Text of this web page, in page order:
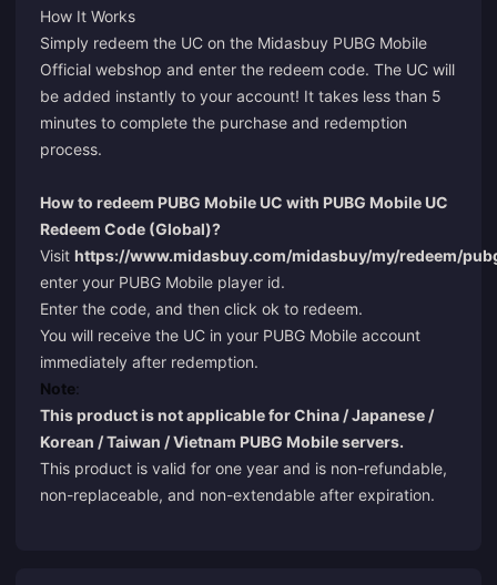
How It Works
Simply redeem the UC on the Midasbuy PUBG Mobile
Official webshop and enter the redeem code. The UC will
be added instantly to your account! It takes less than 5
minutes to complete the purchase and redemption
process.
How to redeem PUBG Mobile UC with PUBG Mobile UC
Redeem Code (Global)?
Visit https://www.midasbuy.com/midasbuy/my/redeem/
enter your PUBG Mobile player id.
Enter the code, and then click ok to redeem.
You will receive the UC in your PUBG Mobile account
immediately after redemption.
Note:
This product is not applicable for China / Japanese /
Korean / Taiwan / Vietnam PUBG Mobile servers.
This product is valid for one year and is non-refundable,
non-replaceable, and non-extendable after expiration.